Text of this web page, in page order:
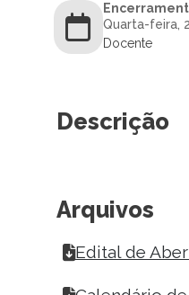
Quarta-feira,
Docente
Descrição
Arquivos
Edital de